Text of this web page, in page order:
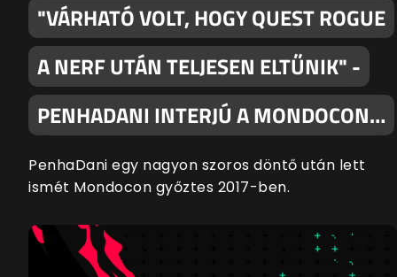
"VÁRHATÓ VOLT, HOGY QUEST ROGUE
A NERF UTÁN TELJESEN ELTŰNIK" -
PENHADANI INTERJÚ A MONDOCON…
PenhaDani egy nagyon szoros döntő után lett
ismét Mondocon győztes 2017-ben.